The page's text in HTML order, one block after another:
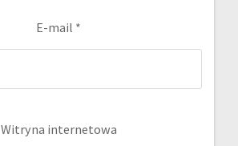
E-mail *
Witryna internetowa